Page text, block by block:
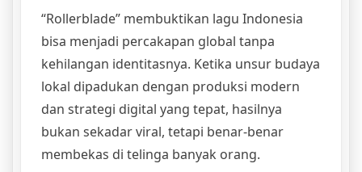
“Rollerblade” membuktikan lagu Indonesia
bisa menjadi percakapan global tanpa
kehilangan identitasnya. Ketika unsur budaya
lokal dipadukan dengan produksi modern
dan strategi digital yang tepat, hasilnya
bukan sekadar viral, tetapi benar-benar
membekas di telinga banyak orang.